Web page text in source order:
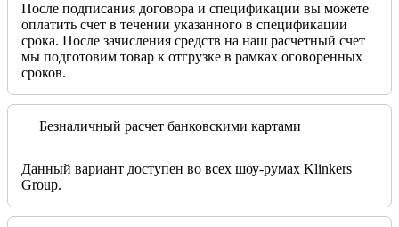
После подписания договора и спецификации вы можете
оплатить счет в течении указанного в спецификации
срока. После зачисления средств на наш расчетный счет
мы подготовим товар к отгрузке в рамках оговоренных
сроков.
Безналичный расчет банковскими картами
Данный вариант доступен во всех шоу-румах Klinkers
Group.